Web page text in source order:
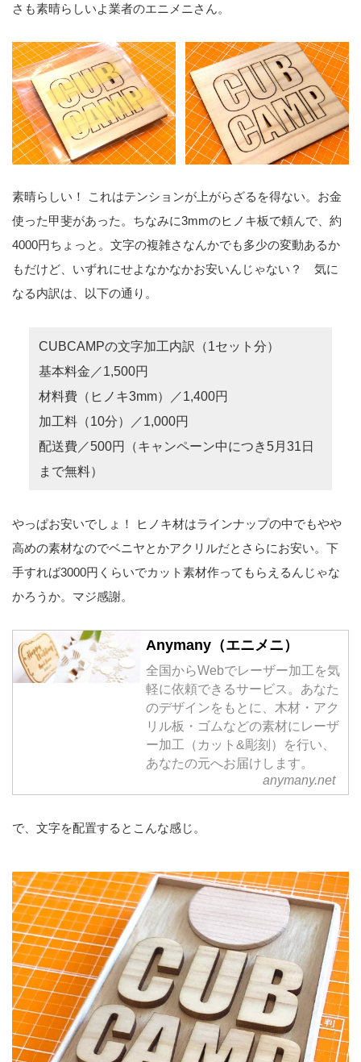
さも素晴らしいよ業者のエニメニさん。
素晴らしい！ これはテンションが上がらざるを得ない。お金
使った甲斐があった。ちなみに3mmのヒノキ板で頼んで、約
4000円ちょっと。文字の複雑さなんかでも多少の変動あるか
もだけど、いずれにせよなかなかお安いんじゃない？ 気に
なる内訳は、以下の通り。
CUBCAMPの文字加工内訳（1セット分）
基本料金／1,500円
材料費（ヒノキ3mm）／1,400円
加工料（10分）／1,000円
配送費／500円（キャンペーン中につき5月31日
まで無料）
やっぱお安いでしょ！ ヒノキ材はラインナップの中でもやや
高めの素材なのでベニヤとかアクリルだとさらにお安い。下
手すれば3000円くらいでカット素材作ってもらえるんじゃな
かろうか。マジ感謝。
Anymany（エニメニ）
全国からWebでレーザー加工を気
軽に依頼できるサービス。あなた
のデザインをもとに、木材・アク
リル板・ゴムなどの素材にレーザ
ー加工（カット&彫刻）を行い、
あなたの元へお届けします。
anymany.net
で、文字を配置するとこんな感じ。